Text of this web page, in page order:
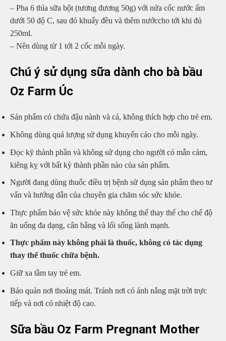
– Pha 6 thìa sữa bột (tương đương 50g) với nửa cốc nước ấm
dưới 50 độ C, sau đó khuấy đều và thêm nướccho tới khi đủ
250ml.
– Nên dùng từ 1 tới 2 cốc mỗi ngày.
Chú ý sử dụng sữa dành cho bà bầu
Oz Farm Úc
Sản phẩm có chứa đậu nành và cá, không thích hợp cho trẻ em.
Không dùng quá lượng sử dụng khuyến cáo cho mỗi ngày.
Đọc kỹ thành phần và không sử dụng cho người có mẫn cảm,
kiêng kỵ với bất kỳ thành phần nào của sản phẩm.
Người đang dùng thuốc điều trị bệnh sử dụng sản phẩm theo tư
vấn và hướng dẫn của chuyên gia chăm sóc sức khỏe.
Thực phẩm bảo vệ sức khỏe này không thể thay thế cho chế độ
ăn uống đa dạng, cân bằng và lối sống lành mạnh.
Thực phẩm này không phải là thuốc, không có tác dụng
thay thế thuốc chữa bệnh.
Giữ xa tầm tay trẻ em.
Bảo quản nơi thoáng mát. Tránh nơi có ánh nắng mặt trời trực
tiếp và nơi có nhiệt độ cao.
Sữa bầu Oz Farm Pregnant Mother